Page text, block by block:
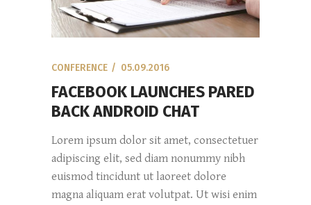
CONFERENCE 05.09.2016
FACEBOOK LAUNCHES PARED
BACK ANDROID CHAT
Lorem ipsum dolor sit amet, consectetuer
adipiscing elit, sed diam nonummy nibh
euismod tincidunt ut laoreet dolore
magna aliquam erat volutpat. Ut wisi enim